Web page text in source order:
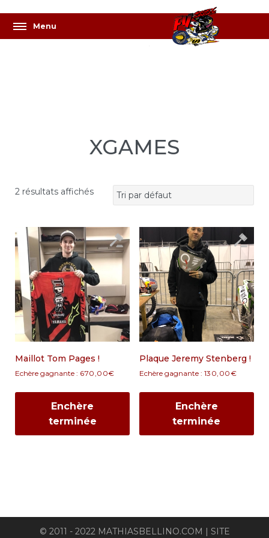
XGAMES
2 résultats affichés
Maillot Tom Pages !
Echère gagnante : 670,00€
Enchère
terminée
Plaque Jeremy Stenberg !
Echère gagnante : 130,00€
Enchère
terminée
© 2011 - 2022 MATHIASBELLINO.COM | SITE